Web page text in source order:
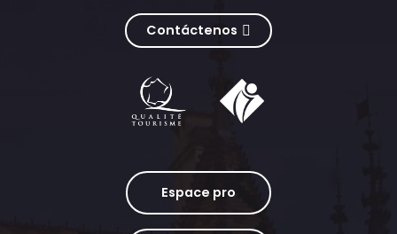
Contáctenos
Espace pro